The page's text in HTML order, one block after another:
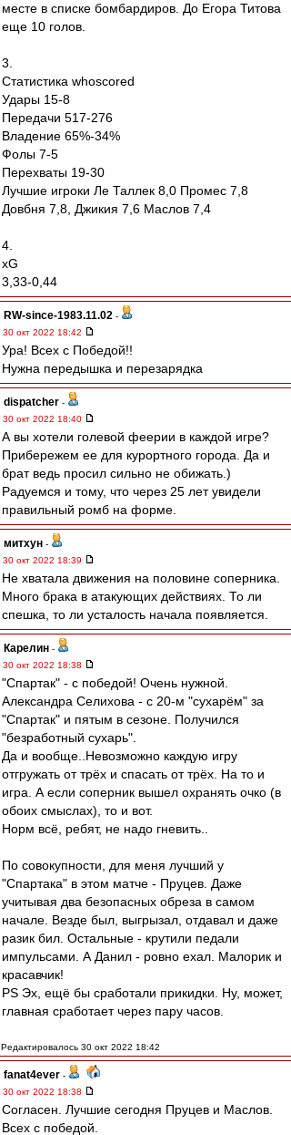
месте в списке бомбардиров. До Егора Титова
еще 10 голов.
3.
Статистика whoscored
Удары 15-8
Передачи 517-276
Владение 65%-34%
Фолы 7-5
Перехваты 19-30
Лучшие игроки Ле Таллек 8,0 Промес 7,8
Довбня 7,8, Джикия 7,6 Маслов 7,4
4.
xG
3,33-0,44
RW-since-1983.11.02 -
30 окт 2022 18:42
Ура! Всех с Победой!!
Нужна передышка и перезарядка
dispatcher -
30 окт 2022 18:40
А вы хотели голевой феерии в каждой игре?
Прибережем ее для курортного города. Да и
брат ведь просил сильно не обижать.)
Радуемся и тому, что через 25 лет увидели
правильный ромб на форме.
митхун -
30 окт 2022 18:39
Не хватала движения на половине соперника.
Много брака в атакующих действиях. То ли
спешка, то ли усталость начала появляется.
Карелин -
30 окт 2022 18:38
"Спартак" - с победой! Очень нужной.
Александра Селихова - с 20-м "сухарём" за
"Спартак" и пятым в сезоне. Получился
"безработный сухарь".
Да и вообще..Невозможно каждую игру
отгружать от трёх и спасать от трёх. На то и
игра. А если соперник вышел охранять очко (в
обоих смыслах), то и вот.
Норм всё, ребят, не надо гневить..
По совокупности, для меня лучший у
"Спартака" в этом матче - Пруцев. Даже
учитывая два безопасных обреза в самом
начале. Везде был, выгрызал, отдавал и даже
разик бил. Остальные - крутили педали
импульсами. А Данил - ровно ехал. Малорик и
красавчик!
PS Эх, ещё бы сработали прикидки. Ну, может,
главная сработает через пару часов.
Редактировалось 30 окт 2022 18:42
fanat4ever -
30 окт 2022 18:38
Согласен. Лучшие сегодня Пруцев и Маслов.
Всех с победой.